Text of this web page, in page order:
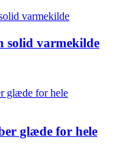
solid varmekilde
glæde for hele